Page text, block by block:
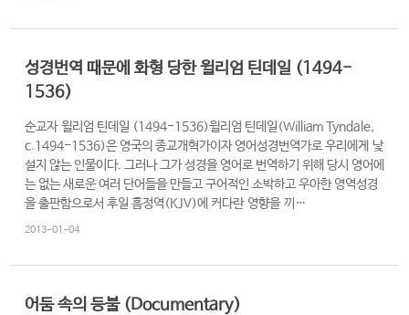
행
사
양
육
프
로
그
램
니
성경번역 때문에 화형 당한 윌리엄 틴데일 (1494-
1536)
순교자 윌리엄 틴데일 (1494-1536)윌리엄 틴데일(William Tyndale,
c.1494-1536)은 영국의 종교개혁가이자 영어성경번역가로 우리에게 낯
설지 않는 인물이다. 그러나 그가 성경을 영어로 번역하기 위해 당시 영어에
는 없는 새로운 여러 단어들을 만들고 구어적인 소박하고 우아한 영역성경
을 출판함으로서 후일 흠정역(KJV)에 커다란 영향을 끼…
2013-01-04
어둠 속의 등불 (Documentary)